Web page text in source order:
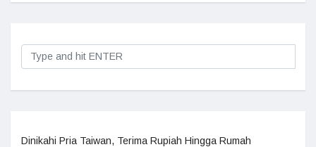
Dinikahi Pria Taiwan, Terima Rupiah Hingga Rumah